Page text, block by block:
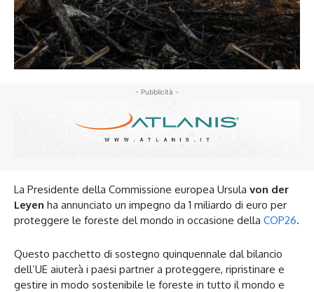
- Pubblicità -
La Presidente della Commissione europea Ursula von der
Leyen ha annunciato un impegno da 1 miliardo di euro per
proteggere le foreste del mondo in occasione della COP26.
Questo pacchetto di sostegno quinquennale dal bilancio
dell’UE aiuterà i paesi partner a proteggere, ripristinare e
gestire in modo sostenibile le foreste in tutto il mondo e